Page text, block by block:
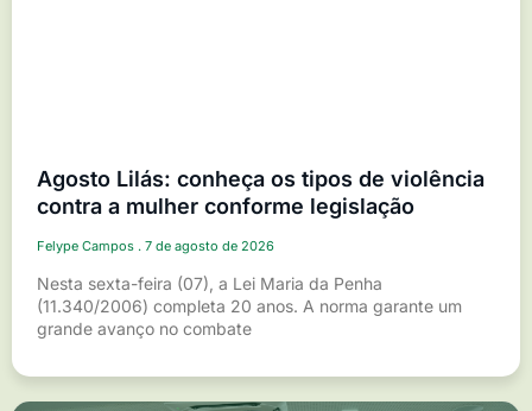
Agosto Lilás: conheça os tipos de violência
contra a mulher conforme legislação
Felype Campos 7 de agosto de 2026
Nesta sexta-feira (07), a Lei Maria da Penha
(11.340/2006) completa 20 anos. A norma garante um
grande avanço no combate